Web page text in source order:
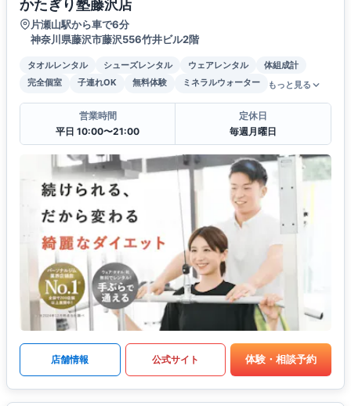
かたぎり塾藤沢店
片瀬山駅から車で6分
神奈川県藤沢市藤沢556竹井ビル2階
タオルレンタル シューズレンタル ウェアレンタル
体組成計
完全個室
子連れOK 無料体験 ミネラルウォーター もっと見る
営業時間
平日 10:00〜21:00
定休日
毎週月曜日
店舗情報 公式サイト 体験・相談予約